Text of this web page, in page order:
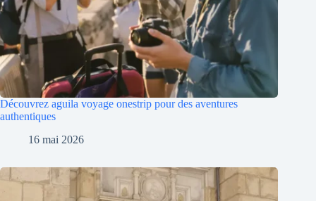
Découvrez aguila voyage onestrip pour des aventures
authentiques
16 mai 2026